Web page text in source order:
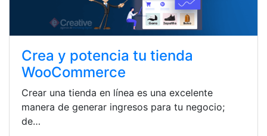
Crea y potencia tu tienda
WooCommerce
Crear una tienda en línea es una excelente
manera de generar ingresos para tu negocio;
de…